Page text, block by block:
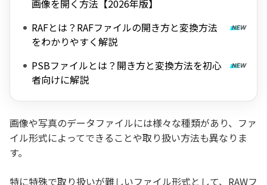
画像を開く方法【2026年版】
RAFとは？RAFファイルの開き方と変換方法
をわかりやすく解説
PSBファイルとは？開き方と変換方法を初心
者向けに解説
画像や写真のデータファイルには様々な種類があり、ファ
イル形式によってできることや取り扱い方法も異なりま
す。
特に特殊で取り扱いが難しいファイル形式として、RAWフ